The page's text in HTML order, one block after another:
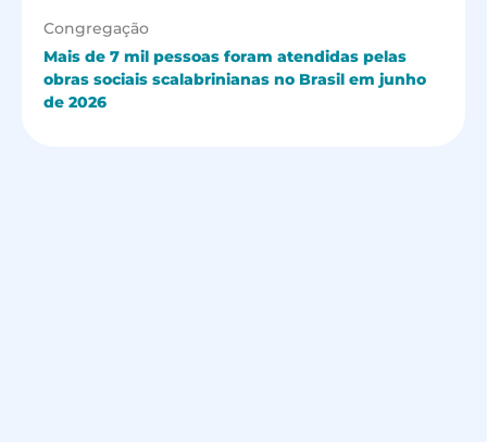
Congregação
Mais de 7 mil pessoas foram atendidas pelas
obras sociais scalabrinianas no Brasil em junho
de 2026